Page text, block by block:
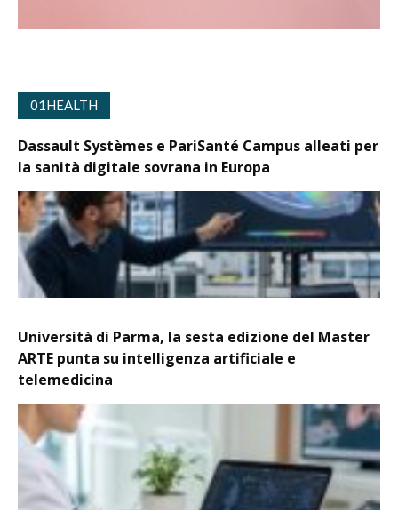
01HEALTH
Dassault Systèmes e PariSanté Campus alleati per
la sanità digitale sovrana in Europa
Università di Parma, la sesta edizione del Master
ARTE punta su intelligenza artificiale e
telemedicina